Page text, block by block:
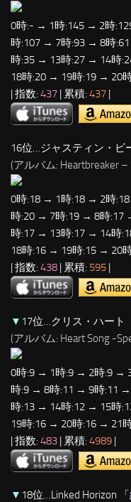
0時:- → 1時:145 → 2時
時:107 → 7時:93 → 8時
時:35 → 13時:27 → 14時
18時:20 → 19時:19 → 20
| 指数: 437 | 累積: 437 |
16位…ジャスティン・ビ
(アルバム: Heartbreaker –
0時:18 → 1時:18 → 2時
時:20 → 7時:19 → 8時:17
時:17 → 13時:17 → 14時
18時:16 → 19時:15 → 20
| 指数: 438 | 累積: 595 |
▼ 17位…クリス・ハート
(アルバム: Heart Song -
0時:9 → 1時:9 → 2時:9 →
時:9 → 8時:11 → 9時:11
時:13 → 14時:12 → 15時
19時:16 → 20時:16 → 21
| 指数: 483 | 累積: 4989 |
▼ 18位…Linked Horizon 「